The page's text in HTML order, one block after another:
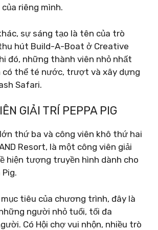
riêng mình.
sự sáng tạo là tên của trò
hút Build-A-Boat ở Creative
đó, những thành viên nhỏ nhất
có thể té nước, trượt và xây dựng
Safari.
GIẢI TRÍ PEPPA PIG
thứ ba và công viên khô thứ hai
Resort, là một công viên giải
hiện tượng truyền hình dành cho
tiêu của chương trình, đây là
người nhỏ tuổi, tối đa
Có Hội chợ vui nhộn, nhiều trò